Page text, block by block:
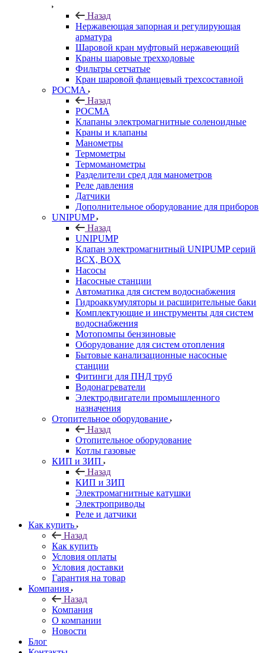
Назад
Нержавеющая запорная и регулирующая
арматура
Шаровой кран муфтовый нержавеющий
Краны шаровые трехходовые
Фильтры сетчатые
Кран шаровой фланцевый трехсоставной
РОСМА
Назад
РОСМА
Клапаны электромагнитные соленоидные
Краны и клапаны
Манометры
Термометры
Термоманометры
Разделители сред для манометров
Реле давления
Датчики
Дополнительное оборудование для приборов
UNIPUMP
Назад
UNIPUMP
Клапан электромагнитный UNIPUMP серий
BCX, BOX
Насосы
Насосные станции
Автоматика для систем водоснабжения
Гидроаккумуляторы и расширительные баки
Комплектующие и инструменты для систем
водоснабжения
Мотопомпы бензиновые
Оборудование для систем отопления
Бытовые канализационные насосные
станции
Фитинги для ПНД труб
Водонагреватели
Электродвигатели промышленного
назначения
Отопительное оборудование
Назад
Отопительное оборудование
Котлы газовые
КИП и ЗИП
Назад
КИП и ЗИП
Электромагнитные катушки
Электроприводы
Реле и датчики
Как купить
Назад
Как купить
Условия оплаты
Условия доставки
Гарантия на товар
Компания
Назад
Компания
О компании
Новости
Блог